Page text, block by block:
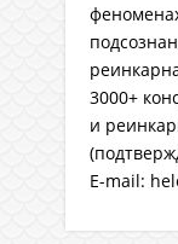
3000+
и
E-mail: